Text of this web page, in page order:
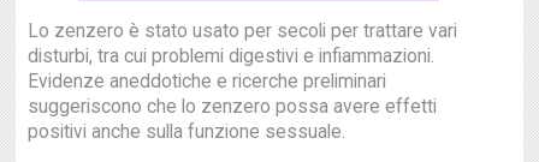
Lo zenzero è stato usato per secoli per trattare vari
disturbi, tra cui problemi digestivi e infiammazioni.
Evidenze aneddotiche e ricerche preliminari
suggeriscono che lo zenzero possa avere effetti
positivi anche sulla funzione sessuale.